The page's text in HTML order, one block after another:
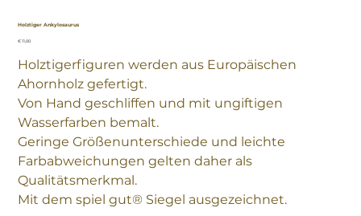
Holztiger Ankylosaurus
Preis
€ 11,00
Holztigerfiguren werden aus Europäischen
Ahornholz gefertigt.
Von Hand geschliffen und mit ungiftigen
Wasserfarben bemalt.
Geringe Größenunterschiede und leichte
Farbabweichungen gelten daher als
Qualitätsmerkmal.
Mit dem spiel gut® Siegel ausgezeichnet.